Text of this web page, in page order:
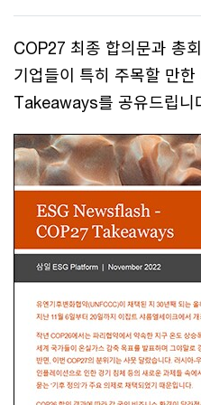
COP27 최종 합의문과 총
기업들이 특히 주목할 만
Takeaways를 공유드립니